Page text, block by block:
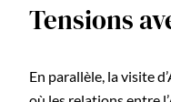
Tensions
En parallèle, la visite